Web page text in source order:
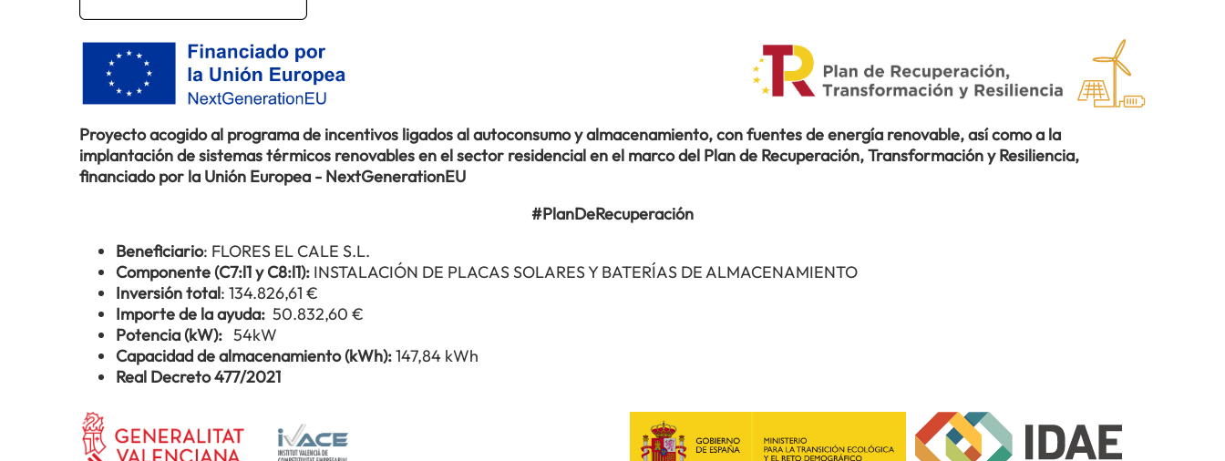
Proyecto acogido al programa de incentivos ligados al autoconsumo y almacenamiento, con fuentes de energía renovable, así como a la
implantación de sistemas térmicos renovables en el sector residencial en el marco del Plan de Recuperación, Transformación y Resiliencia,
financiado por la Unión Europea - NextGenerationEU
#PlanDeRecuperación
Beneficiario: FLORES EL CALE S.L.
Componente (C7:l1 y C8:l1): INSTALACIÓN DE PLACAS SOLARES Y BATERÍAS DE ALMACENAMIENTO
Inversión total: 134.826,61 €
Importe de la ayuda: 50.832,60 €
Potencia (kW): 54kW
Capacidad de almacenamiento (kWh):147,84 kWh
Real Decreto 477/2021